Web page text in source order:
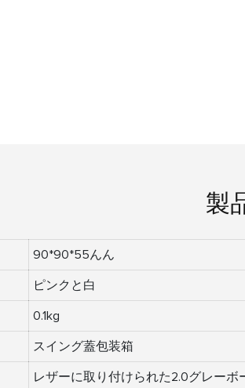
製
90*90*55んん
ピンクと白
0.1kg
スイング蓋包装箱
レザーに取り付けられた2.0グレーボ